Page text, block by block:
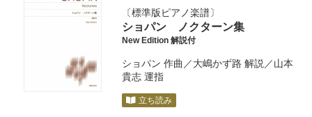
標準版ピアノ楽譜
ショパン ノクターン集
New Edition 解説付
ショパン 作曲／大嶋かず路 解説／山本
貴志 運指
立ち読み